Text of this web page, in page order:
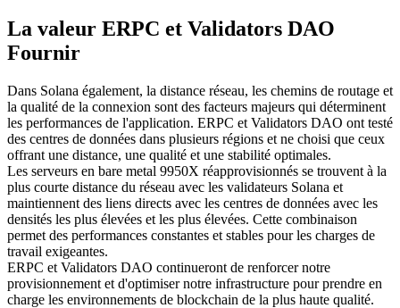
La valeur ERPC et Validators DAO
Fournir
Dans Solana également, la distance réseau, les chemins de routage et
la qualité de la connexion sont des facteurs majeurs qui déterminent
les performances de l'application. ERPC et Validators DAO ont testé
des centres de données dans plusieurs régions et ne choisi que ceux
offrant une distance, une qualité et une stabilité optimales.
Les serveurs en bare metal 9950X réapprovisionnés se trouvent à la
plus courte distance du réseau avec les validateurs Solana et
maintiennent des liens directs avec les centres de données avec les
densités les plus élevées et les plus élevées. Cette combinaison
permet des performances constantes et stables pour les charges de
travail exigeantes.
ERPC et Validators DAO continueront de renforcer notre
provisionnement et d'optimiser notre infrastructure pour prendre en
charge les environnements de blockchain de la plus haute qualité.